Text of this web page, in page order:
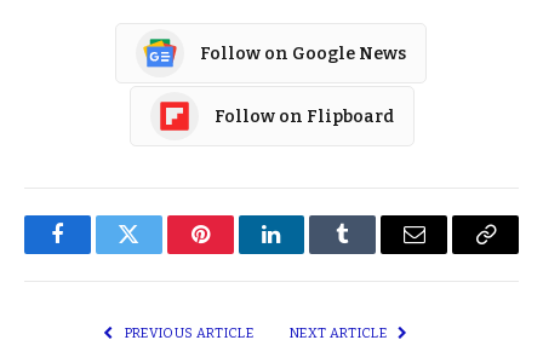
Follow on Google News
Follow on Flipboard
FacebookTwitter PinterestLinkedInTumblr Email
Copy
PREVIOUS ARTICLE NEXT ARTICLE